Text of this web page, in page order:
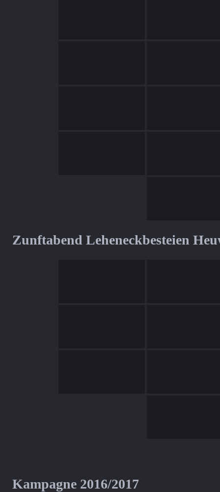
Zunftabend Leheneckbesteien
Kampagne 2016/2017